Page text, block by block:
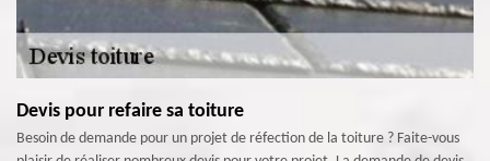
Devis pour refaire sa toiture
Besoin de demande pour un projet de réfection de la toiture ? Faite-vous